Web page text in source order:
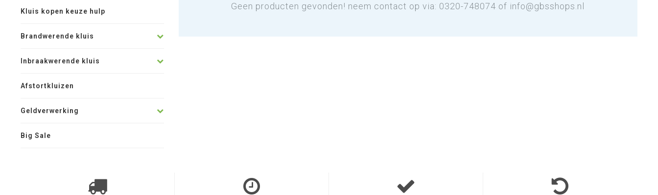
Kluis kopen keuze hulp
Brandwerende kluis
Inbraakwerende kluis
Afstortkluizen
Geldverwerking
Big Sale
Geen producten gevonden! neem contact op via: 0320-748074 of info@gbsshops.nl